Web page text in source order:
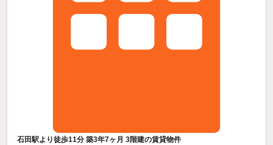
石田駅より徒歩11分 築3年7ヶ月 3階建の賃貸物件